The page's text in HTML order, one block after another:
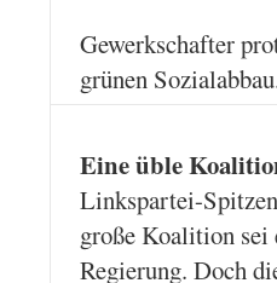
Gewerkschafter
grünen
Eine üble
Linkspartei-
große Koalition sei
Regierung. Doch